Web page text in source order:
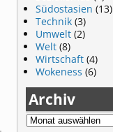
Südostasien (13)
Technik (3)
Umwelt (2)
Welt (8)
Wirtschaft (4)
Wokeness (6)
Archiv